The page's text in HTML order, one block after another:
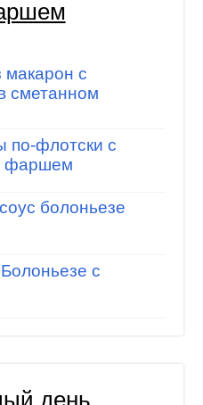
макарон с
сметанном
по-флотски с
фаршем
болоньезе
с
день